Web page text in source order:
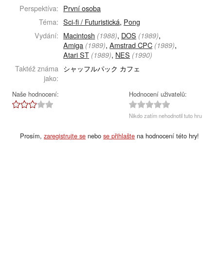
Perspektíva: První osoba
Téma: Sci-fi / Futuristická, Pong
Vydání: Macintosh (1988), DOS (1989),
Amiga (1989),Amstrad CPC (1989),
Atari ST (1989), NES (1990)
Taktéž známa
jako:
シャッフルパック カフェ
Naše hodnocení: Hodnocení uživatelů:
Nikdo zatím nehodnotil tuto hru
Prosím,zaregistrujte se nebose přihlašte na hodnocení této hry!